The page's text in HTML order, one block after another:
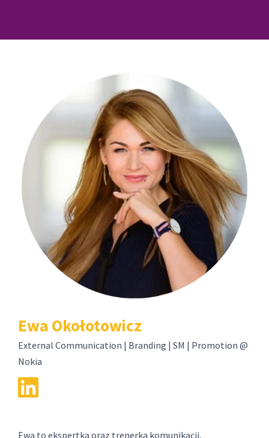
Ewa Okołotowicz
External Communication | Branding | SM | Promotion @
Nokia
Ewa to ekspertka oraz trenerka komunikacji,